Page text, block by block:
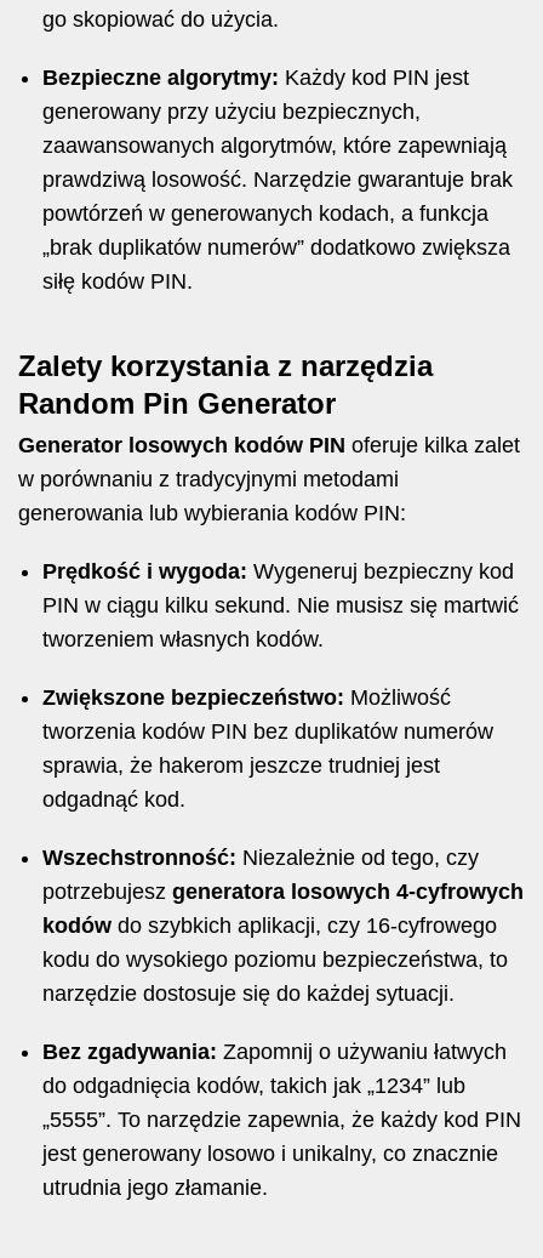
go skopiować do użycia.
Bezpieczne algorytmy: Każdy kod PIN jest
generowany przy użyciu bezpiecznych,
zaawansowanych algorytmów, które zapewniają
prawdziwą losowość. Narzędzie gwarantuje brak
powtórzeń w generowanych kodach, a funkcja
„brak duplikatów numerów” dodatkowo zwiększa
siłę kodów PIN.
Zalety korzystania z narzędzia
Random Pin Generator
Generator losowych kodów PIN oferuje kilka zalet
w porównaniu z tradycyjnymi metodami
generowania lub wybierania kodów PIN:
Prędkość i wygoda: Wygeneruj bezpieczny kod
PIN w ciągu kilku sekund. Nie musisz się martwić
tworzeniem własnych kodów.
Zwiększone bezpieczeństwo: Możliwość
tworzenia kodów PIN bez duplikatów numerów
sprawia, że hakerom jeszcze trudniej jest
odgadnąć kod.
Wszechstronność: Niezależnie od tego, czy
potrzebujesz generatora losowych 4-cyfrowych
kodów do szybkich aplikacji, czy 16-cyfrowego
kodu do wysokiego poziomu bezpieczeństwa, to
narzędzie dostosuje się do każdej sytuacji.
Bez zgadywania: Zapomnij o używaniu łatwych
do odgadnięcia kodów, takich jak „1234” lub
„5555”. To narzędzie zapewnia, że każdy kod PIN
jest generowany losowo i unikalny, co znacznie
utrudnia jego złamanie.